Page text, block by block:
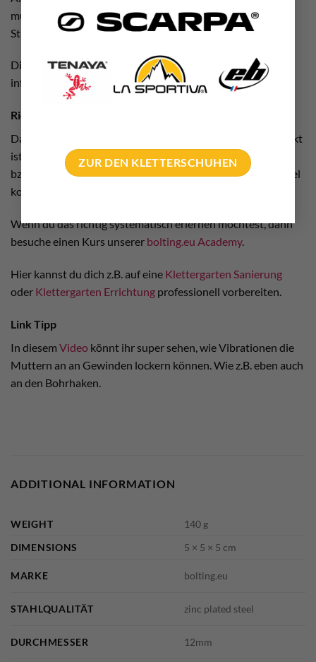
ZUR DEN KLETTERSCHUHEN
müsst ihr für euer Vorhaben die Edelstahl Variante in A2
Stahl oder A4 Stahl verwenden.
Dich interessiert dieses Thema? Dann lies dir doch unsere
informativen Fachbeiträge in unseremEinbohr Blogdurch.
Richtig einbohren lernen in unserer Academy
Das Nachbesetzen der Selbstsichernde Mutter M10 verzinkt
ist ein Kinderspiel. Das saubereKletterrouten Einrichten
bzw.
Kletterroute mit Bohrhakeneinbohren ist da schon viel
komplexer.
Wenn du das richtig systematisch erlernen möchtest, dann
besuche einen Kurs unserer bolting.eu Academy.
Hier kannst du dich z.B. auf eine Klettergarten Sanierung
oder Klettergarten Errichtung professionell vorbereiten.
Link Tipp
In diesem Video könnt ihr super sehen, wie Vibrationen die
Muttern an an Gewinden lockern können. Wie z.B. eben auch
an den Bohrhaken.
ADDITIONAL INFORMATION
WEIGHT
140 g
DIMENSIONS
5 × 5 × 5 cm
MARKE bolting.eu
STAHLQUALITÄT zinc plated steel
DURCHMESSER 12mm